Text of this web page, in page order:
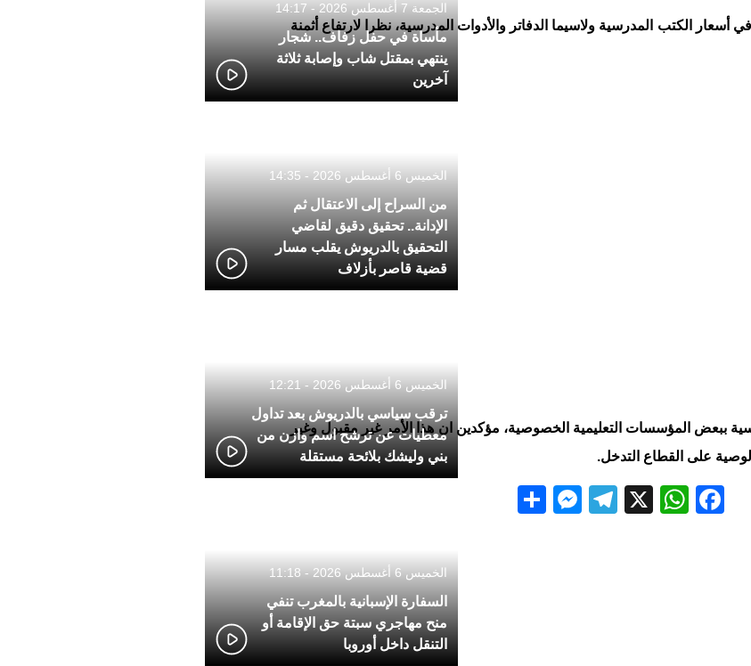
أسعار الكتب المدرسية ولاسيما الدفاتر والأدوات المدرسية، نظرا لارتفاع أثمنة
ببعض المؤسسات التعليمية الخصوصية، مؤكدين ان هذا الأمر غير مقبول وغير
على القطاع التدخل.
Facebook
WhatsApp
X
Telegram
Messenger
الجمعة 7 أغسطس 2026 - 14:17
مأساة في حفل زفاف.. شجار
ينتهي بمقتل شاب وإصابة ثلاثة
آخرين
الخميس 6 أغسطس 2026 - 14:35
من السراح إلى الاعتقال ثم
الإدانة.. تحقيق دقيق لقاضي
التحقيق بالدريوش يقلب مسار
قضية قاصر بأزلاف
الخميس 6 أغسطس 2026 - 12:21
ترقب سياسي بالدريوش بعد تداول
معطيات عن ترشح اسم وازن من
بني وليشك بلائحة مستقلة
الخميس 6 أغسطس 2026 - 11:18
السفارة الإسبانية بالمغرب تنفي
منح مهاجري سبتة حق الإقامة أو
التنقل داخل أوروبا